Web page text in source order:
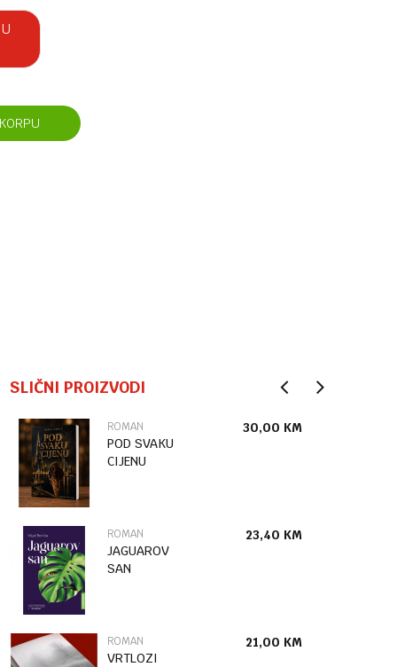
SLIČNI PROIZVODI
ROMAN
POD SVAKU
CIJENU
30,00 KM
ROMAN
JAGUAROV
SAN
23,40 KM
ROMAN
VRTLOZI
21,00 KM